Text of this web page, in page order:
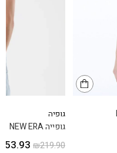
גופיה
גופייה NEW ERA
₪219.90